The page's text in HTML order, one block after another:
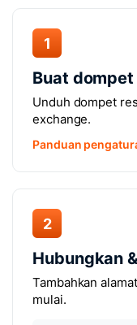
1
Buat dompet
Unduh dompet
exchange.
Panduan
2
Hubungkan
Tambahkan
mulai.